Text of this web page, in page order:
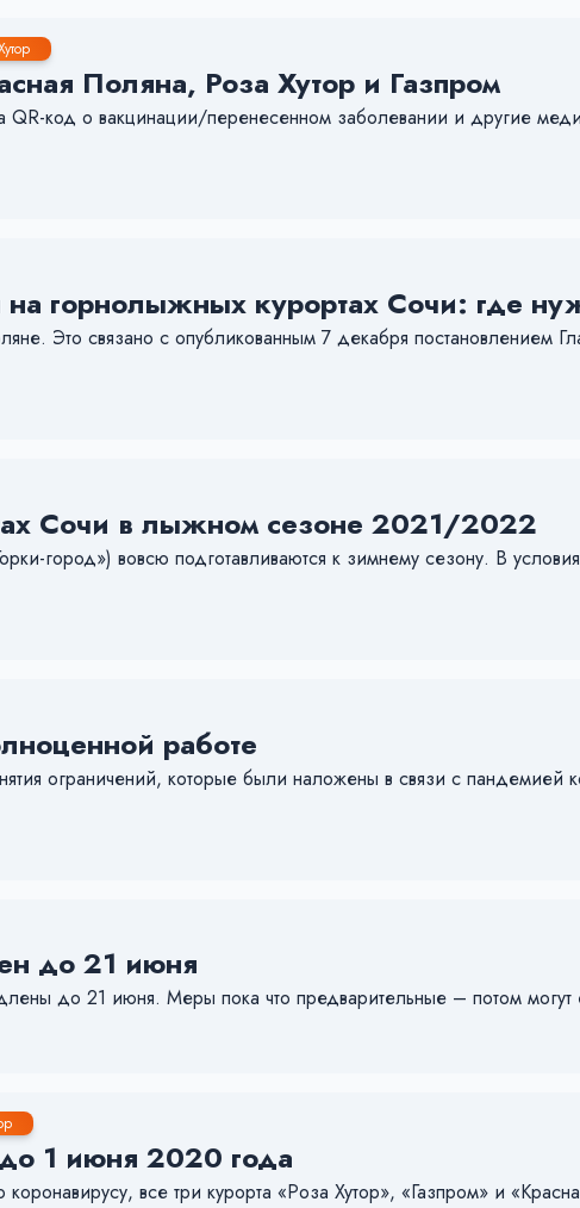
Поляна, Роза Хутор и Газпром
код о вакцинации/перенесенном заболевании и другие
горнолыжных курортах Сочи: где
Это связано с опубликованным 7 декабря постановлением
Сочи в лыжном сезоне 2021/2022
город») вовсю подготавливаются к зимнему сезону. В
работе
ограничений, которые были наложены в связи с пандемией
до 21 июня
до 21 июня. Меры пока что предварительные – потом
1 июня 2020 года
все три курорта «Роза Хутор», «Газпром» и